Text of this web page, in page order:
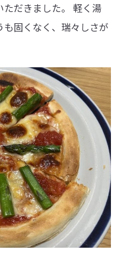
だきました。 軽く湯
固くなく、瑞々しさが